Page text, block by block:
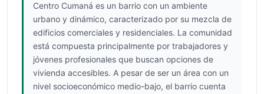
Centro Cumaná es un barrio con un ambiente
urbano y dinámico, caracterizado por su mezcla de
edificios comerciales y residenciales. La comunidad
está compuesta principalmente por trabajadores y
jóvenes profesionales que buscan opciones de
vivienda accesibles. A pesar de ser un área con un
nivel socioeconómico medio-bajo, el barrio cuenta